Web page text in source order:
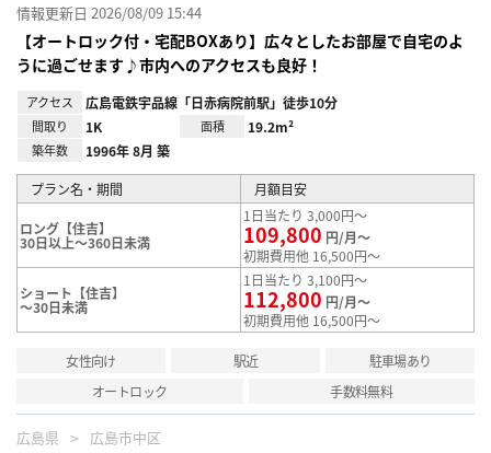
情報更新日 2026/08/09 15:44
【オートロック付・宅配BOXあり】広々としたお部屋で自宅のよ
うに過ごせます♪市内へのアクセスも良好！
アクセス 広島電鉄宇品線「日赤病院前駅」徒歩10分
間取り 1K 面積 19.2m²
築年数 1996年 8月 築
プラン名・期間 月額目安
ロング【住吉】
30日以上～360日未満
1日当たり 3,000円～
109,800 円/月～
初期費用他 16,500円～
ショート【住吉】
～30日未満
1日当たり 3,100円～
112,800 円/月～
初期費用他 16,500円～
女性向け 駅近
駐車場あり
オートロック
手数料無料
広島県 広島市中区